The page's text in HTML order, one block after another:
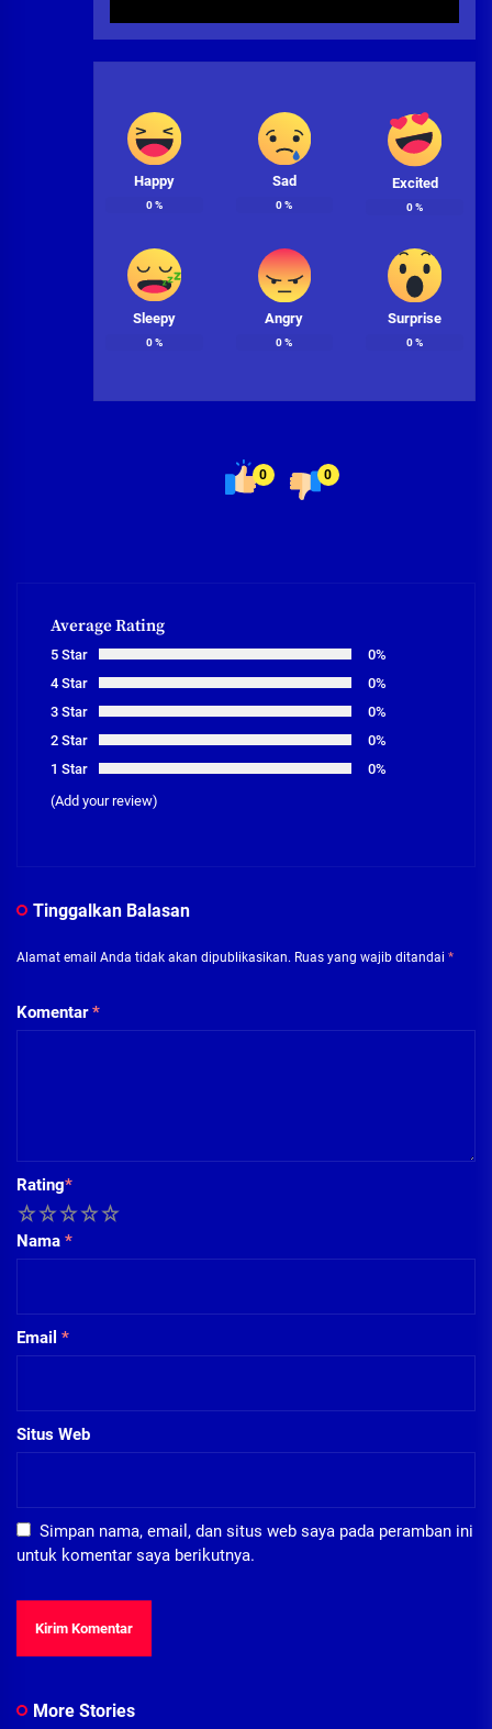
Happy
0%
Sad
0%
Excited
0%
Sleepy
0%
Angry
0%
Surprise
0%
0 0
Average Rating
5 Star
0%
4 Star
0%
3 Star
0%
2 Star
0%
1 Star
0%
(Add your review)
Tinggalkan Balasan
Alamat email Anda tidak akan dipublikasikan. Ruas yang wajib ditandai *
Komentar*
Rating*
5
4
3
2
Nama *
Email *
Situs Web
Simpan nama, email, dan situs web saya pada peramban ini
untuk komentar saya berikutnya.
More Stories